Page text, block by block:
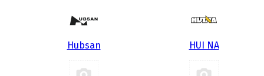
Hubsan HUI NA